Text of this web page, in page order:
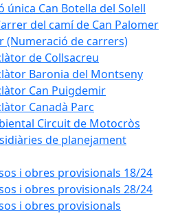
única Can Botella del Solell
del camí de Can Palomer
(Numeració de carrers)
de Collsacreu
Baronia del Montseny
Can Puigdemir
Canadà Parc
Circuit de Motocròs
de planejament
i obres provisionals 18/24
i obres provisionals 28/24
i obres provisionals